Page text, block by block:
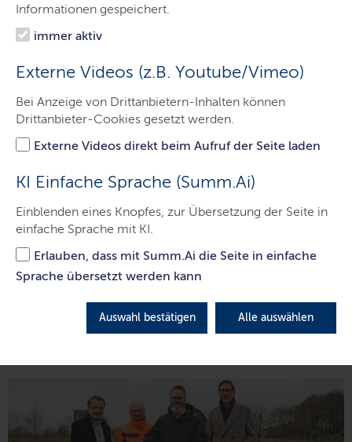
Informationen gespeichert.
immer aktiv
Externe Videos (z.B. Youtube/Vimeo)
Bei Anzeige von Drittanbietern-Inhalten können
Drittanbieter-Cookies gesetzt werden.
Externe Videos direkt beim Aufruf der Seite laden
KI Einfache Sprache (Summ.Ai)
Einblenden eines Knopfes, zur Übersetzung der Seite in
einfache Sprache mit KI.
Erlauben, dass mit Summ.Ai die Seite in einfache
Sprache übersetzt werden kann
Auswahl bestätigen Alle auswählen
Aufgaben
Service
Presse
Jobs & Karriere
B 404 / B 209: Ortsumgehung
Schwarzenbek
Es geht voran: die Baufortschritte im Überblick